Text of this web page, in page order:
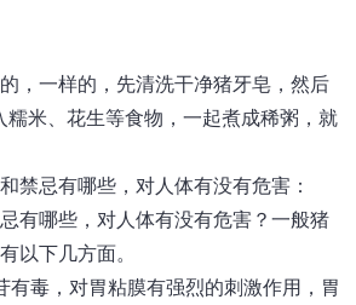
，一样的，先清洗干净猪牙皂，然后
米、花生等食物，一起煮成稀粥，就
禁忌有哪些，对人体有没有危害：
有哪些，对人体有没有危害？一般猪
以下几方面。
有毒，对胃粘膜有强烈的刺激作用，胃